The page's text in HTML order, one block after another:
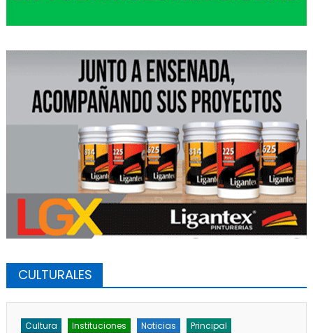
CULTURALES
Cultura Instituciones Noticias Principal